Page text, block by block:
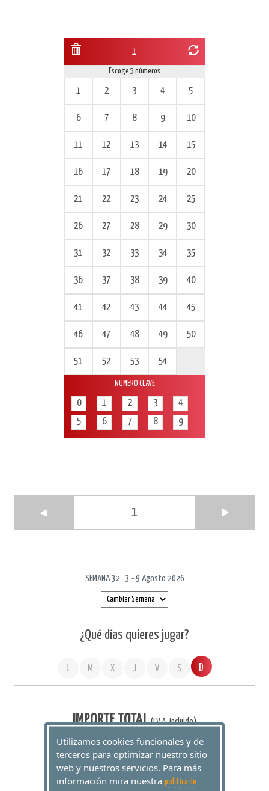
1
Escoge 5 números
1 2 3 4 5
6 7 8 9 10
11 12 13 14 15
16 17 18 19 20
21 22 23 24 25
26 27 28 29 30
31 32 33 34 35
36 37 38 39 40
41 42 43 44 45
46 47 48 49 50
51 52 53 54
NUMERO CLAVE
0 1 2 3
4
5
6 7 8 9
1
SEMANA 32 3 - 9 Agosto 2026
¿Qué días quieres jugar?
L M X J V S D
IMPORTE TOTAL(I.V.A. incluido)
0,00 €
0 Apuestas por Sorteo
Utilizamos cookies funcionales y de
terceros para optimizar nuestro sitio
web y nuestros servicios. Para más
información mira nuestra politica de